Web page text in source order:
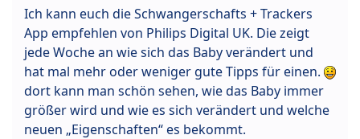
Ich kann euch die Schwangerschafts + Trackers
App empfehlen von Philips Digital UK. Die zeigt
jede Woche an wie sich das Baby verändert und
hat mal mehr oder weniger gute Tipps für einen.
dort kann man schön sehen, wie das Baby immer
größer wird und wie es sich verändert und welche
neuen „Eigenschaften“ es bekommt.